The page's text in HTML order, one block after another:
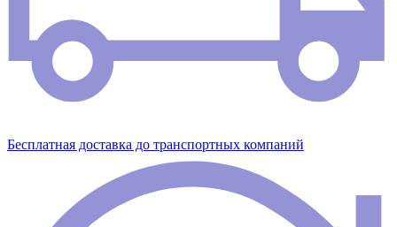
Бесплатная доставка до транспортных компаний